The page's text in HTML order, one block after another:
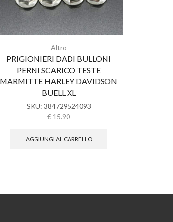
Altro
PRIGIONIERI DADI BULLONI
PERNI SCARICO TESTE
MARMITTE HARLEY DAVIDSON
BUELL XL
SKU: 384729524093
€ 15.90
AGGIUNGI AL CARRELLO